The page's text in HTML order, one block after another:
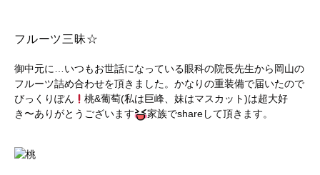
フルーツ三昧☆
御中元に…いつもお世話になっている眼科の院長先生から岡山の
フルーツ詰め合わせを頂きました。かなりの重装備で届いたので
びっくりぽん
桃&葡萄(私は巨峰、妹はマスカット)は超大好
き〜ありがとうございます
家族でshareして頂きます。